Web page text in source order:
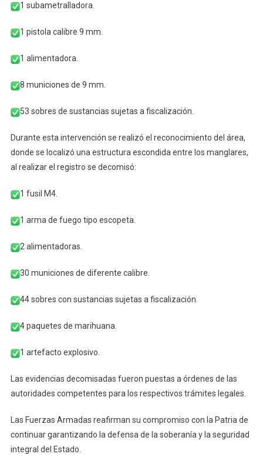
1 subametralladora.
1 pistola calibre 9 mm.
1 alimentadora.
8 municiones de 9 mm.
53 sobres de sustancias sujetas a fiscalización.
Durante esta intervención se realizó el reconocimiento del área,
donde se localizó una estructura escondida entre los manglares,
al realizar el registro se decomisó:
1 fusil M4.
1 arma de fuego tipo escopeta.
2 alimentadoras.
30 municiones de diferente calibre.
44 sobres con sustancias sujetas a fiscalización.
4 paquetes de marihuana.
1 artefacto explosivo.
Las evidencias decomisadas fueron puestas a órdenes de las
autoridades competentes para los respectivos trámites legales.
Las Fuerzas Armadas reafirman su compromiso con la Patria de
continuar garantizando la defensa de la soberanía y la seguridad
integral del Estado.